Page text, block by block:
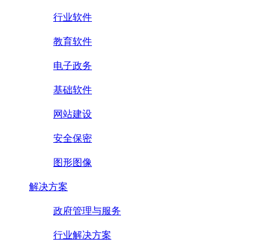
行业软件
教育软件
电子政务
基础软件
网站建设
安全保密
图形图像
解决方案
政府管理与服务
行业解决方案